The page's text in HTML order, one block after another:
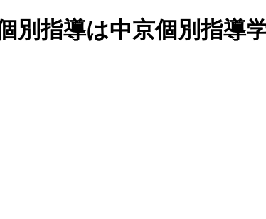
指導は中京個別指導学